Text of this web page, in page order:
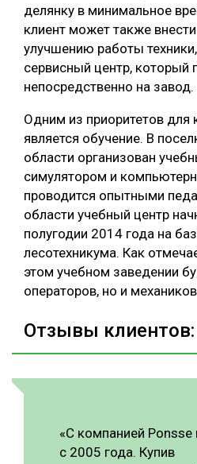
делянку в минимальное
клиент может также
улучшению работы
сервисный центр,
непосредственно на завод.
Одним из приоритетов для
является обучение. В
области организован
симулятором и
проводится опытными
области учебный центр
полугодии 2014 года на
лесотехникума. Как
этом учебном заведении
операторов, но и
Отзывы клиентов:
«С компанией
с 2005 года. Купив